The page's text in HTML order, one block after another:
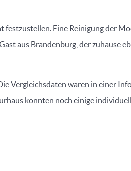
festzustellen. Eine Reinigung der
aus Brandenburg, der zuhause
Vergleichsdaten waren in einer
konnten noch einige